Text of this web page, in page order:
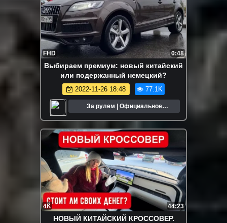
FHD 0:48
Выбираем премиум: новый китайский
или подержанный немецкий?
2022-11-26 18:48 77.1K
За рулем | Официальное
4K 44:23
НОВЫЙ КИТАЙСКИЙ КРОССОВЕР.